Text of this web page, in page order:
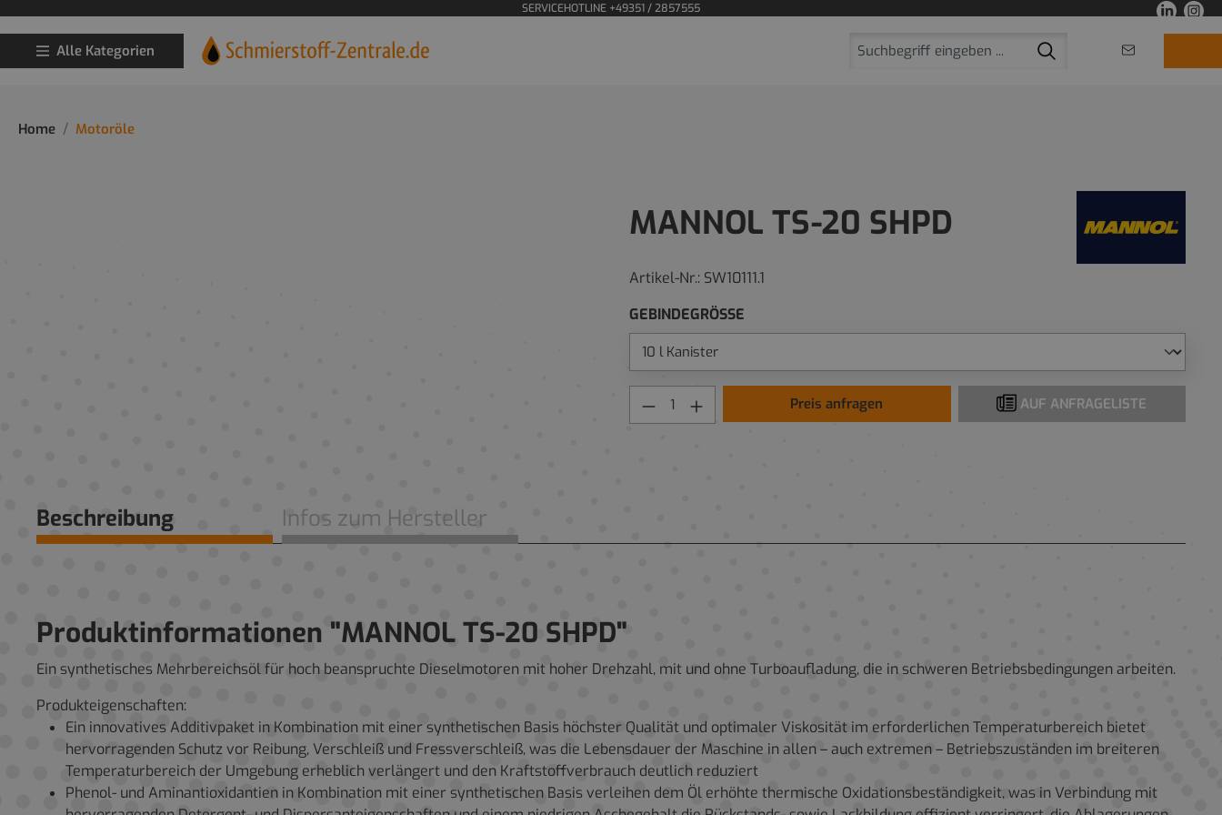
SERVICEHOTLINE +49351 / 2857555
Alle Kategorien
Home Motoröle
MANNOL TS-20 SHPD
Artikel-Nr.: SW10111.1
GEBINDEGRÖSSE
Preis anfragen AUF ANFRAGELISTE
Beschreibung Infos zum Hersteller
Produktinformationen "MANNOL TS-20 SHPD"
Ein synthetisches Mehrbereichsöl für hoch beanspruchte Dieselmotoren mit hoher Drehzahl, mit und ohne Turboaufladung, die in schweren Betriebsbedingungen arbeiten.
Produkteigenschaften:
Ein innovatives Additivpaket in Kombination mit einer synthetischen Basis höchster Qualität und optimaler Viskosität im erforderlichen Temperaturbereich bietet
hervorragenden Schutz vor Reibung, Verschleiß und Fressverschleiß, was die Lebensdauer der Maschine in allen – auch extremen – Betriebszuständen im breiteren
Temperaturbereich der Umgebung erheblich verlängert und den Kraftstoffverbrauch deutlich reduziert
Phenol- und Aminantioxidantien in Kombination mit einer synthetischen Basis verleihen dem Öl erhöhte thermische Oxidationsbeständigkeit, was in Verbindung mit